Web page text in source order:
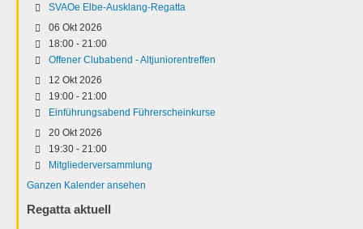
SVAOe Elbe-Ausklang-Regatta
06 Okt 2026
18:00 - 21:00
Offener Clubabend - Altjuniorentreffen
12 Okt 2026
19:00 - 21:00
Einführungsabend Führerscheinkurse
20 Okt 2026
19:30 - 21:00
Mitgliederversammlung
Ganzen Kalender ansehen
Regatta aktuell